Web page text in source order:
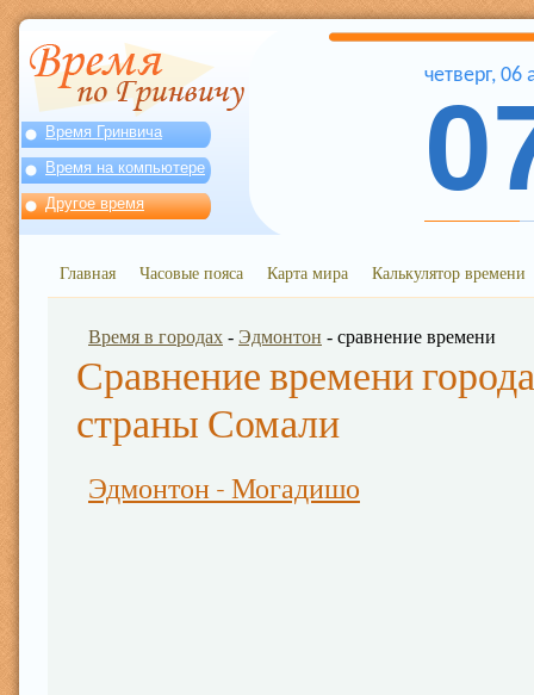
Время Гринвича
Время на компьютере
Другое время
четверг, 06
Главная Часовые пояса Карта мира Калькулятор времени
Время в городах - Эдмонтон - сравнение времени
Сравнение времени
страны Сомали
Эдмонтон - Могадишо